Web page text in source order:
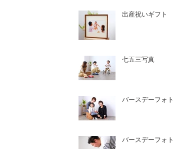
出産祝いギフト
七五三写真
バースデーフォト
バースデーフォト